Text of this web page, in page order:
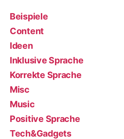
Beispiele
Content
Ideen
Inklusive Sprache
Korrekte Sprache
Misc
Music
Positive Sprache
Tech&Gadgets